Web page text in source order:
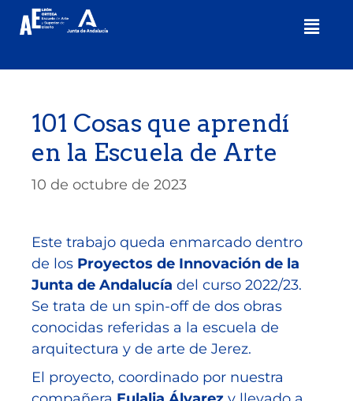
101 Cosas que aprendí
en la Escuela de Arte
10 de octubre de 2023
Este trabajo queda enmarcado dentro
de los Proyectos de Innovación de la
Junta de Andalucía del curso 2022/23.
Se trata de un spin-off de dos obras
conocidas referidas a la escuela de
arquitectura y de arte de Jerez.
El proyecto, coordinado por nuestra